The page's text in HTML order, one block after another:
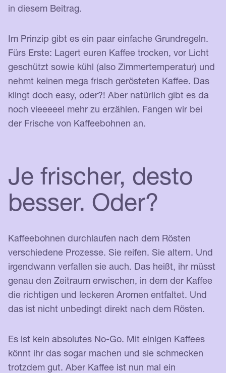
in diesem Beitrag.
Im Prinzip gibt es ein paar einfache Grundregeln.
Fürs Erste: Lagert euren Kaffee trocken, vor Licht
geschützt sowie kühl (also Zimmertemperatur) und
nehmt keinen mega frisch gerösteten Kaffee. Das
klingt doch easy, oder?! Aber natürlich gibt es da
noch vieeeeel mehr zu erzählen. Fangen wir bei
der Frische von Kaffeebohnen an.
Je frischer, desto
besser. Oder?
Kaffeebohnen durchlaufen nach dem Rösten
verschiedene Prozesse. Sie reifen. Sie altern. Und
irgendwann verfallen sie auch. Das heißt, ihr müsst
genau den Zeitraum erwischen, in dem der Kaffee
die richtigen und leckeren Aromen entfaltet. Und
das ist nicht unbedingt direkt nach dem Rösten.
Es ist kein absolutes No-Go. Mit einigen Kaffees
könnt ihr das sogar machen und sie schmecken
trotzdem gut. Aber Kaffee ist nun mal ein